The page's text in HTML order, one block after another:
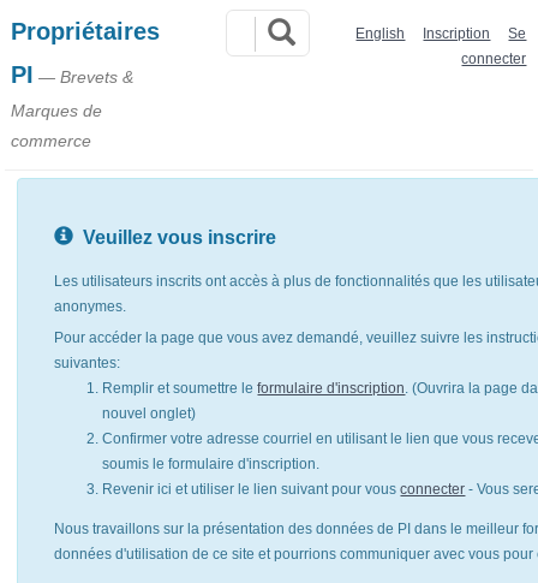
Propriétaires
PI — Brevets &
Marques de
commerce
English Inscription
Se
connecter
Veuillez vous inscrire
Les utilisateurs inscrits ont accès à plus de fonctionnalités que les
anonymes.
Pour accéder la page que vous avez demandé, veuillez suivre les
suivantes:
Remplir et soumettre leformulaire d'inscription. (Ouvrira la page
nouvel onglet)
Confirmer votre adresse courriel en utilisant le lien que vous
soumis le formulaire d'inscription.
Revenir ici et utiliser le lien suivant pour vousconnecter - Vous
Nous travaillons sur la présentation des données de PI dans le meilleur
données d'utilisation de ce site et pourrions communiquer avec vous